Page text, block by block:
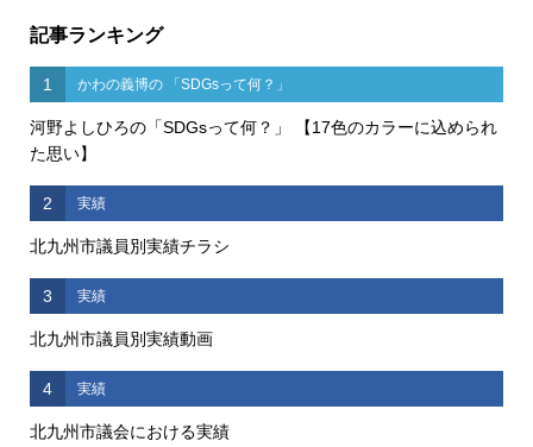
記事ランキング
1 かわの義博の 「SDGsって何？」
河野よしひろの「SDGsって何？」 【17色のカラーに込められ
た思い】
2 実績
北九州市議員別実績チラシ
3 実績
北九州市議員別実績動画
4 実績
北九州市議会における実績